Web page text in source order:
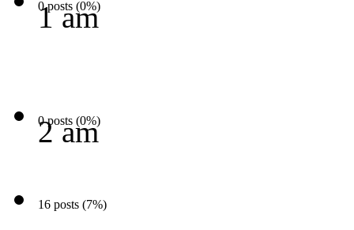
0 posts (0%)
1 am
0 posts (0%)
2 am
16 posts (7%)